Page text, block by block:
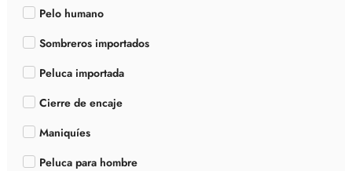
Pelo humano
Sombreros importados
Peluca importada
Cierre de encaje
Maniquíes
Peluca para hombre